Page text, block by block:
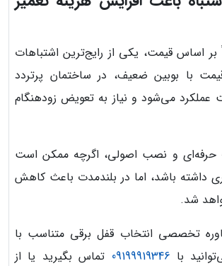
اساس قیمت، یکی از رایج‌ترین اشتباهات
با بوبین ضعیف، در ساختمان پرتردد
عملکرد می‌شود و نیاز به تعویض زودهنگام
حرفه‌ای و نصب اصولی، اگرچه ممکن است
داشته باشد، اما در بلندمدت باعث کاهش
شد.
تخصصی انتخاب قفل برقی متناسب با
با 09199919346 تماس بگیرید یا از